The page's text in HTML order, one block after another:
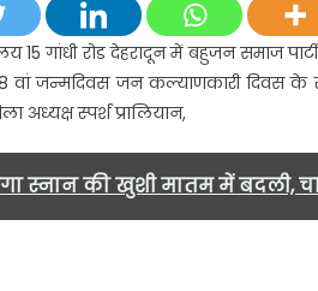
उल्लास
के
साथ
पूर्व
15 गांधी रोड देहरादून में बहुजन समाज
वां जन्मदिवस जन कल्याणकारी दिवस
अध्यक्ष स्पर्श प्रालियान,
स्नान की खुशी मातम में बदली,